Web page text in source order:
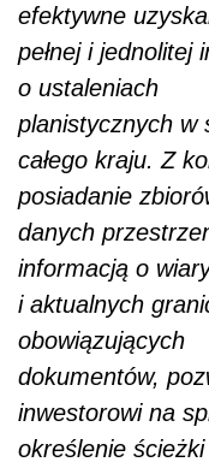
efektywne
pełnej i jednolitej
o ustaleniach
planistycznych w
całego kraju. Z
posiadanie
danych
informacją o
i aktualnych
obowiązujących
dokumentów,
inwestorowi na
określenie